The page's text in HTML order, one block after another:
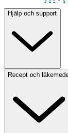
Hjälp och support
Recept och